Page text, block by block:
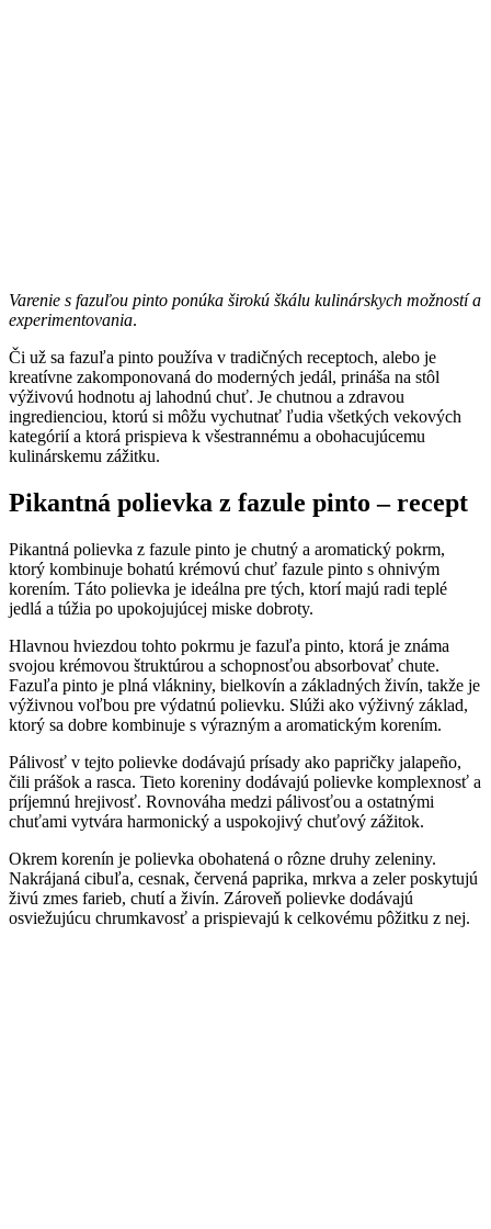
Varenie s fazuľou pinto ponúka širokú škálu kulinárskych možností a
experimentovania.
Či už sa fazuľa pinto používa v tradičných receptoch, alebo je
kreatívne zakomponovaná do moderných jedál, prináša na stôl
výživovú hodnotu aj lahodnú chuť. Je chutnou a zdravou
ingredienciou, ktorú si môžu vychutnať ľudia všetkých vekových
kategórií a ktorá prispieva k všestrannému a obohacujúcemu
kulinárskemu zážitku.
Pikantná polievka z fazule pinto – recept
Pikantná polievka z fazule pinto je chutný a aromatický pokrm,
ktorý kombinuje bohatú krémovú chuť fazule pinto s ohnivým
korením. Táto polievka je ideálna pre tých, ktorí majú radi teplé
jedlá a túžia po upokojujúcej miske dobroty.
Hlavnou hviezdou tohto pokrmu je fazuľa pinto, ktorá je známa
svojou krémovou štruktúrou a schopnosťou absorbovať chute.
Fazuľa pinto je plná vlákniny, bielkovín a základných živín, takže je
výživnou voľbou pre výdatnú polievku. Slúži ako výživný základ,
ktorý sa dobre kombinuje s výrazným a aromatickým korením.
Pálivosť v tejto polievke dodávajú prísady ako papričky jalapeño,
čili prášok a rasca. Tieto koreniny dodávajú polievke komplexnosť a
príjemnú hrejivosť. Rovnováha medzi pálivosťou a ostatnými
chuťami vytvára harmonický a uspokojivý chuťový zážitok.
Okrem korenín je polievka obohatená o rôzne druhy zeleniny.
Nakrájaná cibuľa, cesnak, červená paprika, mrkva a zeler poskytujú
živú zmes farieb, chutí a živín. Zároveň polievke dodávajú
osviežujúcu chrumkavosť a prispievajú k celkovému pôžitku z nej.